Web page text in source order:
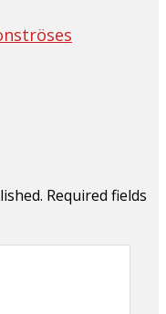
Required fields